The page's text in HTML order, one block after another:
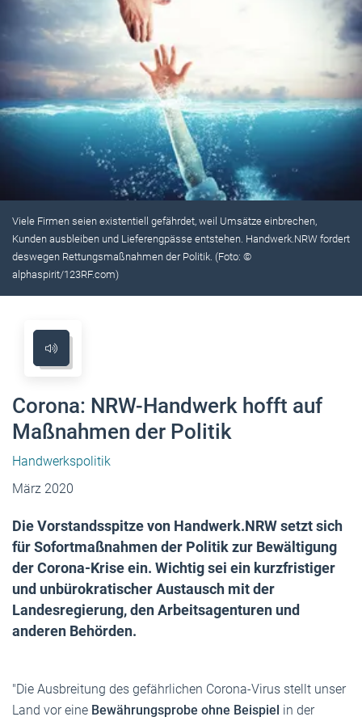
Viele Firmen seien existentiell gefährdet, weil Umsätze einbrechen,
Kunden ausbleiben und Lieferengpässe entstehen. Handwerk.NRW fordert
deswegen Rettungsmaßnahmen der Politik. (Foto: ©
alphaspirit/123RF.com)
Corona: NRW-Handwerk hofft auf
Maßnahmen der Politik
Handwerkspolitik
März 2020
Die Vorstandsspitze von Handwerk.NRW setzt sich
für Sofortmaßnahmen der Politik zur Bewältigung
der Corona-Krise ein. Wichtig sei ein kurzfristiger
und unbürokratischer Austausch mit der
Landesregierung, den Arbeitsagenturen und
anderen Behörden.
"Die Ausbreitung des gefährlichen Corona-Virus stellt unser
Land vor eine Bewährungsprobe ohne Beispiel in der